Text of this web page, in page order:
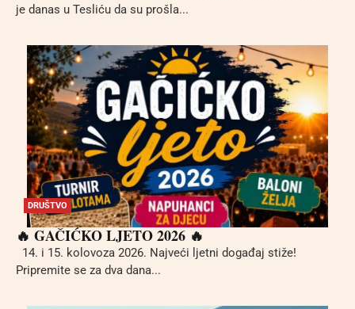
je danas u Tesliću da su prošla...
DRUŠTVO
🔥 GAČIĆKO LJETO 2026 🔥
14. i 15. kolovoza 2026. Najveći ljetni događaj stiže!
Pripremite se za dva dana...